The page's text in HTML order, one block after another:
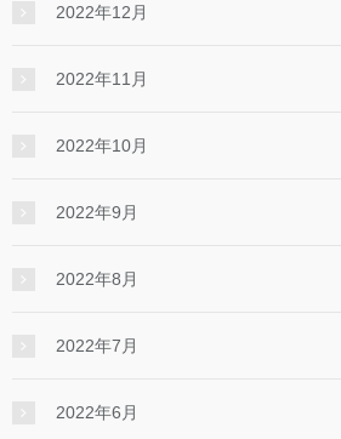
2022年12月
2022年11月
2022年10月
2022年9月
2022年8月
2022年7月
2022年6月